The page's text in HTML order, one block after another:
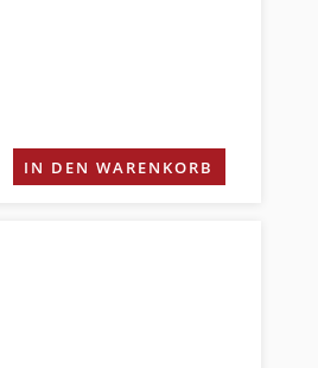
IN DEN WARENKORB